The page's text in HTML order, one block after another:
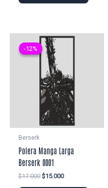
-12%
-12%
Berserk
Polera Manga Larga
Berserk 0001
$17.000 El
$15.000El